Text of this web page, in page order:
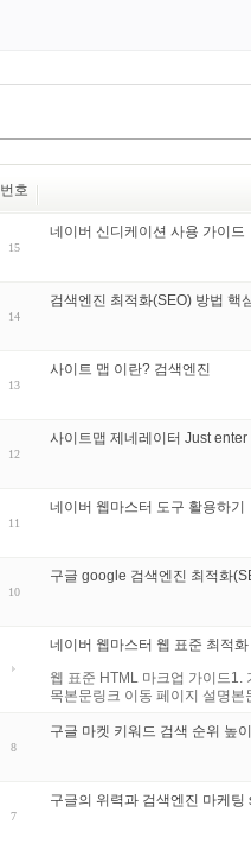
번호
15
네이버 신디케이션 사용 가이드
14
검색엔진 최적화(SEO) 방법 핵
13
사이트 맵 이란? 검색엔진
12
사이트맵 제네레이터 Just
11
네이버 웹마스터 도구 활용하기
10
구글 google 검색엔진 최적화
네이버 웹마스터 웹 표준 최적
웹 표준 HTML 마크업 가이드1.
목본문링크 이동 페이지 설명
8
구글 마켓 키워드 검색 순위 높
7
구글의 위력과 검색엔진 마케